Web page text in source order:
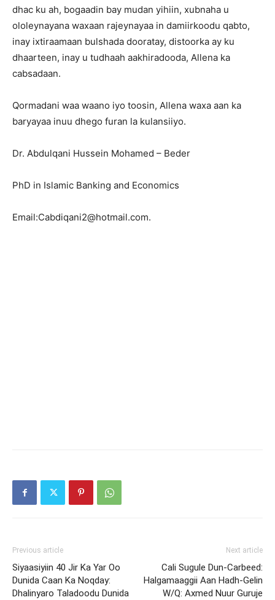
dhac ku ah, bogaadin bay mudan yihiin, xubnaha u
ololeynayana waxaan rajeynayaa in damiirkoodu qabto,
inay ixtiraamaan bulshada dooratay, distoorka ay ku
dhaarteen, inay u tudhaah aakhiradooda, Allena ka
cabsadaan.
Qormadani waa waano iyo toosin, Allena waxa aan ka
baryayaa inuu dhego furan la kulansiiyo.
Dr. Abdulqani Hussein Mohamed – Beder
PhD in Islamic Banking and Economics
Email:Cabdiqani2@hotmail.com.
Previous article
Siyaasiyiin 40 Jir Ka Yar Oo
Dunida Caan Ka Noqday:
Dhalinyaro Taladoodu Dunida
Next article
Cali Sugule Dun-Carbeed:
Halgamaaggii Aan Hadh-Gelin
W/Q: Axmed Nuur Guruje